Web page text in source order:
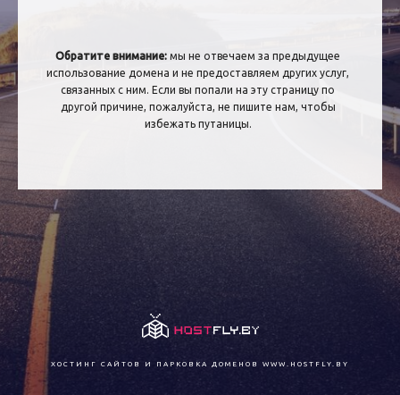
Обратите внимание: мы не отвечаем за предыдущее
использование домена и не предоставляем других услуг,
связанных с ним. Если вы попали на эту страницу по
другой причине, пожалуйста, не пишите нам, чтобы
избежать путаницы.
ХОСТИНГ САЙТОВ И ПАРКОВКА ДОМЕНОВ WWW.HOSTFLY.BY